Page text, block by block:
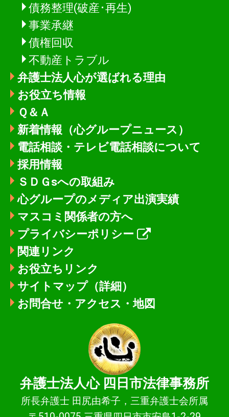
債務整理(破産･再生)
事業承継
債権回収
不動産トラブル
弁護士法人心が選ばれる理由
お役立ち情報
Ｑ＆Ａ
新着情報 （心グループニュース）
電話相談・テレビ電話相談について
採用情報
ＳＤＧsへの取組み
心グループのメディア出演実績
マスコミ関係者の方へ
プライバシーポリシー
関連リンク
お役立ちリンク
サイトマップ（詳細）
お問合せ・アクセス・地図
弁護士法人心 四日市法律事務所
所長弁護士 田尻由希子，三重弁護士会所属